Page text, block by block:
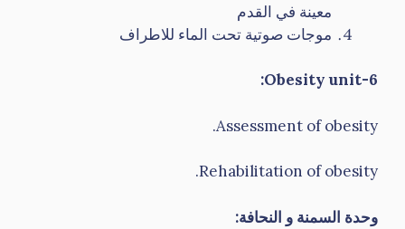
معينة في القدم
موجات صوتية تحت الماء للاطراف
6-Obesity unit:
Assessment of obesity.
Rehabilitation of obesity.
وحدة السمنة و النحافة: